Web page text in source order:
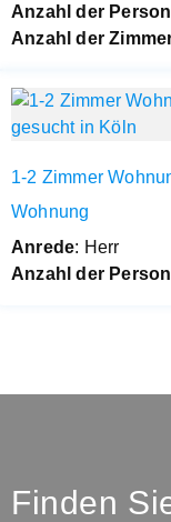
Anzahl der
Anzahl der
1-2 Zimmer
Wohnung
Anrede: Herr
Anzahl der
Finden